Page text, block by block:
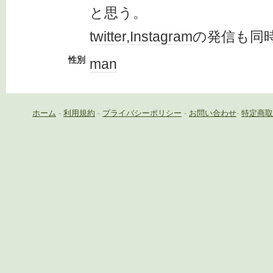
と思う。
twitter,Instagramの発信も同
性別 man
ホーム - 利用規約 - プライバシーポリシー - お問い合わせ- 特定商